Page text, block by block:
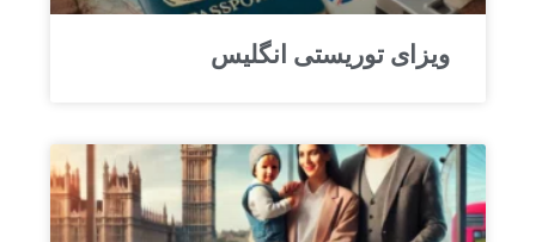
ویزای توریستی انگلیس